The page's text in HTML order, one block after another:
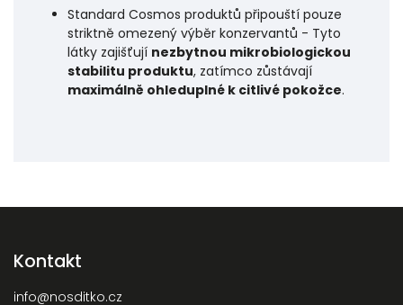
Standard Cosmos produktů připouští pouze
striktně omezený výběr konzervantů - Tyto
látky zajišťují nezbytnou mikrobiologickou
stabilitu produktu, zatímco zůstávají
maximálně ohleduplné k citlivé pokožce.
Kontakt
info@nosditko.cz